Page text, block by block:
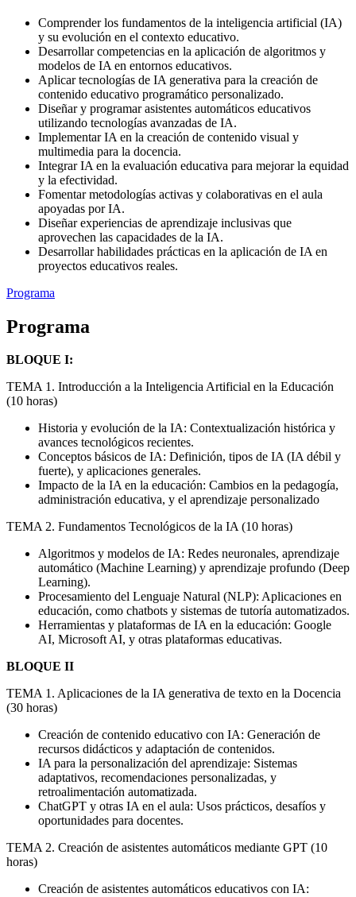
Comprender los fundamentos de la inteligencia artificial (IA)
y su evolución en el contexto educativo.
Desarrollar competencias en la aplicación de algoritmos y
modelos de IA en entornos educativos.
Aplicar tecnologías de IA generativa para la creación de
contenido educativo programático personalizado.
Diseñar y programar asistentes automáticos educativos
utilizando tecnologías avanzadas de IA.
Implementar IA en la creación de contenido visual y
multimedia para la docencia.
Integrar IA en la evaluación educativa para mejorar la equidad
y la efectividad.
Fomentar metodologías activas y colaborativas en el aula
apoyadas por IA.
Diseñar experiencias de aprendizaje inclusivas que
aprovechen las capacidades de la IA.
Desarrollar habilidades prácticas en la aplicación de IA en
proyectos educativos reales.
Programa
Programa
BLOQUE I:
TEMA 1. Introducción a la Inteligencia Artificial en la Educación
(10 horas)
Historia y evolución de la IA: Contextualización histórica y
avances tecnológicos recientes.
Conceptos básicos de IA: Definición, tipos de IA (IA débil y
fuerte), y aplicaciones generales.
Impacto de la IA en la educación: Cambios en la pedagogía,
administración educativa, y el aprendizaje personalizado
TEMA 2. Fundamentos Tecnológicos de la IA (10 horas)
Algoritmos y modelos de IA: Redes neuronales, aprendizaje
automático (Machine Learning) y aprendizaje profundo (Deep
Learning).
Procesamiento del Lenguaje Natural (NLP): Aplicaciones en
educación, como chatbots y sistemas de tutoría automatizados.
Herramientas y plataformas de IA en la educación: Google
AI, Microsoft AI, y otras plataformas educativas.
BLOQUE II
TEMA 1. Aplicaciones de la IA generativa de texto en la Docencia
(30 horas)
Creación de contenido educativo con IA: Generación de
recursos didácticos y adaptación de contenidos.
IA para la personalización del aprendizaje: Sistemas
adaptativos, recomendaciones personalizadas, y
retroalimentación automatizada.
ChatGPT y otras IA en el aula: Usos prácticos, desafíos y
oportunidades para docentes.
TEMA 2. Creación de asistentes automáticos mediante GPT (10
horas)
Creación de asistentes automáticos educativos con IA: